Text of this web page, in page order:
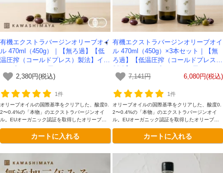
有機エクストラバージンオリーブオイ
ル 470ml（450g）｜【無ろ過】【低
温圧搾（コールドプレス）製法】イタ
2,380円(税込)
1件
オリーブオイルの国際基準をクリアした、酸度0.
2〜0.4%の「本物」のエクストラバージンオイ
ル。EUオーガニック認証を取得したオリーブを
農法で育てたオリーブを手摘みで収穫し、24時
間以内に低温圧搾製法で搾油。無ろ過（ノンフィ
カートに入れる
有機エクストラバージンオリーブオイ
ル 470ml（450g）×3本セット｜【無
ろ過】【低温圧搾（コールドプレス）
7,141円
6,080円(税込)
1件
オリーブオイルの国際基準をクリアした、酸度0.
2〜0.4%の「本物」のエクストラバージンオイ
ル。EUオーガニック認証を取得したオリーブを
農法で育てたオリーブを手摘みで収穫し、24時
間以内に低温圧搾製法で搾油。 無ろ過（ノンフ
ェノールなどの栄養を丸ごと摂取できます。
カートに入れる